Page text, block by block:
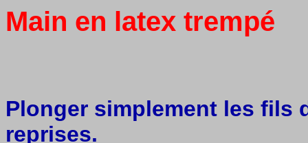
Main en latex trempé
Plonger simplement les fils
reprises.